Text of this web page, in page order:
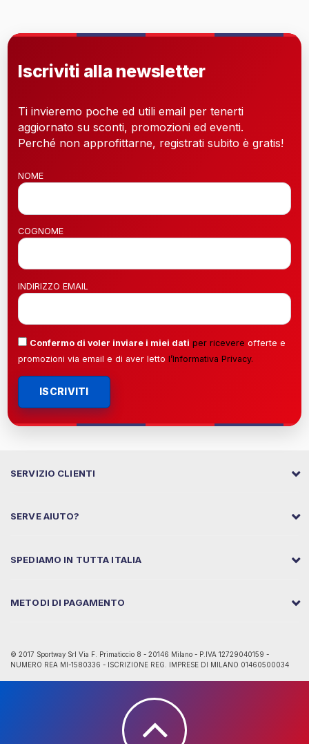
Iscriviti alla newsletter
Ti invieremo poche ed utili email per tenerti
aggiornato su sconti, promozioni ed eventi.
Perché non approfittarne, registrati subito è gratis!
NOME
COGNOME
INDIRIZZO EMAIL
Confermo di voler inviare i miei dati per ricevere offerte e
promozioni via email e di aver letto l’Informativa Privacy.
ISCRIVITI
SERVIZIO CLIENTI
SERVE AIUTO?
SPEDIAMO IN TUTTA ITALIA
METODI DI PAGAMENTO
© 2017 Sportway Srl Via F. Primaticcio 8 - 20146 Milano - P.IVA 12729040159 -
NUMERO REA MI-1580336 - ISCRIZIONE REG. IMPRESE DI MILANO 01460500034